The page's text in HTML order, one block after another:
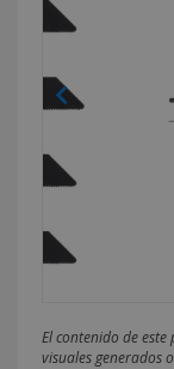
El contenido de
visuales generados